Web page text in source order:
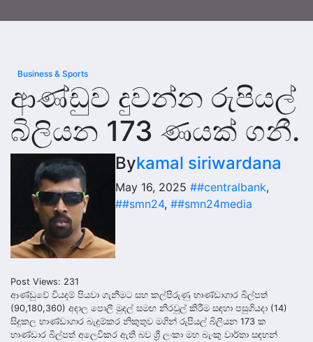
Business & Sports
ආණ්ඩුව දුවන්න රුපියල්
බිලියන 173 ණයක් ගනී.
Bykamal siriwardana
May 16, 2025 ##centralbank,
##smn24, ##smn24media
Post Views: 231
ආණ්ඩුවේ වියදම් පියවා ගැනීමට සහ කල්පිරුණු භාණ්ඩාගාර බිල්පත්
(90,180,360) අදාල පොලී මුදල් සමඟ නිරවුල් කිරීම සඳහා පසුගියදා (14)
සිදුකල භාණ්ඩාගාර බැදුම්කර නිකුතුව මගින් රුපියල් බිලියන 173 ක
භාණ්ඩාර බිල්පත් අලෙවිකර ඇති බව ශ්‍රී ලංකා මහ බැංකු වාර්තා සඳහන්